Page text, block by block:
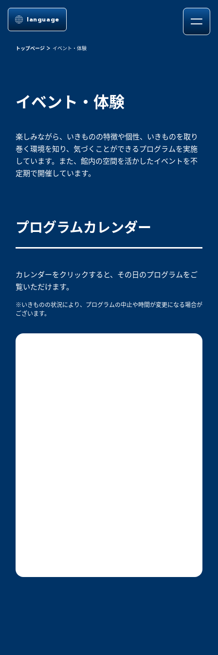
language
トップページ イベント・体験
イベント・体験
楽しみながら、いきものの特徴や個性、いきものを取り
巻く環境を知り、気づくことができるプログラムを実施
しています。また、館内の空間を活かしたイベントを不
定期で開催しています。
プログラムカレンダー
カレンダーをクリックすると、その日のプログラムをご
覧いただけます。
※いきものの状況により、プログラムの中止や時間が変更になる場合が
ございます。